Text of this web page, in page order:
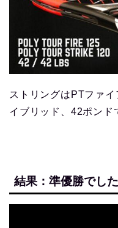
ストリングはPTファ
イブリッド、42ポンド
結果：準優勝でした